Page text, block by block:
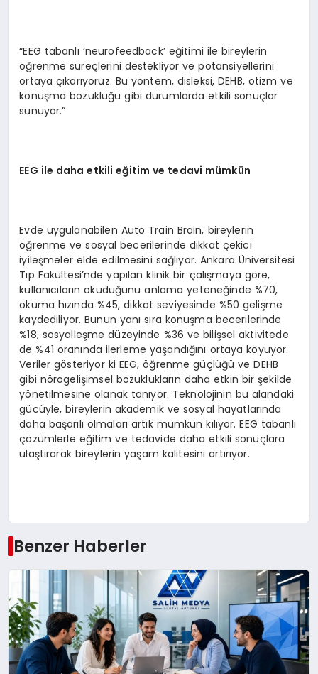
“EEG tabanlı ‘neurofeedback’ eğitimi ile bireylerin
öğrenme süreçlerini destekliyor ve potansiyellerini
ortaya çıkarıyoruz. Bu yöntem, disleksi, DEHB, otizm ve
konuşma bozukluğu gibi durumlarda etkili sonuçlar
sunuyor.”
EEG ile daha etkili eğitim ve tedavi mümkün
Evde uygulanabilen Auto Train Brain, bireylerin
öğrenme ve sosyal becerilerinde dikkat çekici
iyileşmeler elde edilmesini sağlıyor. Ankara Üniversitesi
Tıp Fakültesi’nde yapılan klinik bir çalışmaya göre,
kullanıcıların okuduğunu anlama yeteneğinde %70,
okuma hızında %45, dikkat seviyesinde %50 gelişme
kaydediliyor. Bunun yanı sıra konuşma becerilerinde
%18, sosyalleşme düzeyinde %36 ve bilişsel aktivitede
de %41 oranında ilerleme yaşandığını ortaya koyuyor.
Veriler gösteriyor ki EEG, öğrenme güçlüğü ve DEHB
gibi nörogelişimsel bozuklukların daha etkin bir şekilde
yönetilmesine olanak tanıyor. Teknolojinin bu alandaki
gücüyle, bireylerin akademik ve sosyal hayatlarında
daha başarılı olmaları artık mümkün kılıyor. EEG tabanlı
çözümlerle eğitim ve tedavide daha etkili sonuçlara
ulaştırarak bireylerin yaşam kalitesini artırıyor.
Benzer Haberler